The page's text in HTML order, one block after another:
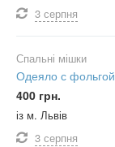
3 серпня
Спальні мішки
Одеяло с фольгой
400 грн.
із м. Львів
3 серпня